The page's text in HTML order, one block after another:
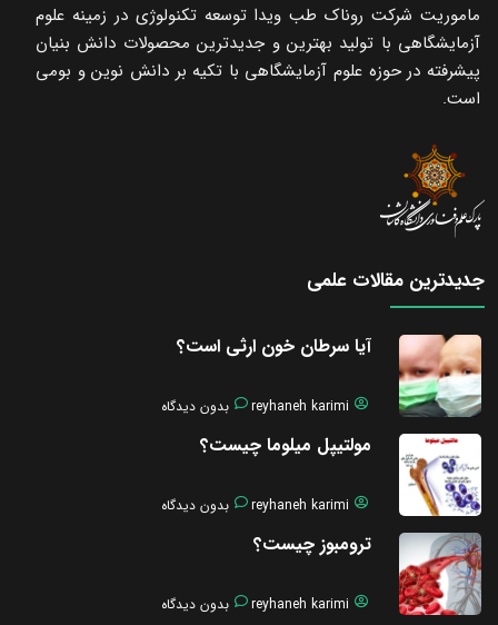
ماموریت شرکت روناک طب ویدا توسعه تکنولوژی در زمینه علوم
آزمایشگاهی با تولید بهترین و جدیدترین محصولات دانش بنیان
پیشرفته در حوزه علوم آزمایشگاهی با تکیه ‌بر دانش نوین و بومی
است.
جدیدترین مقالات علمی
آیا سرطان خون ارثی است؟
reyhaneh karimi بدون دیدگاه
مولتیپل میلوما چیست؟
reyhaneh karimi بدون دیدگاه
ترومبوز چیست؟
reyhaneh karimi بدون دیدگاه